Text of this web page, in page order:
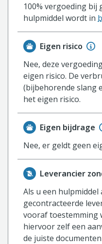
100% vergoeding bij
hulpmiddel wordt in
Eigen risico
Nee, deze
eigen risico. De
(bijbehorende slang
het eigen risico.
Eigen bijdrage
Nee, er geldt geen
Leverancier
Als u een
gecontracteerde
vooraf toestemming
hiervoor zelf een
de juiste